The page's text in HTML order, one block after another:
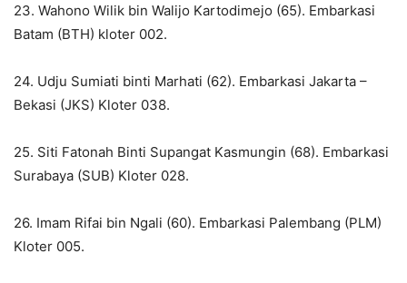
23. Wahono Wilik bin Walijo Kartodimejo (65). Embarkasi
Batam (BTH) kloter 002.
24. Udju Sumiati binti Marhati (62). Embarkasi Jakarta –
Bekasi (JKS) Kloter 038.
25. Siti Fatonah Binti Supangat Kasmungin (68). Embarkasi
Surabaya (SUB) Kloter 028.
26. Imam Rifai bin Ngali (60). Embarkasi Palembang (PLM)
Kloter 005.